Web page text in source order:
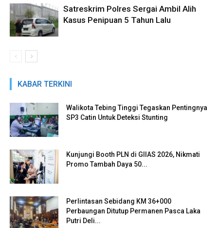
Satreskrim Polres Sergai Ambil Alih
Kasus Penipuan 5 Tahun Lalu
KABAR TERKINI
Walikota Tebing Tinggi Tegaskan Pentingnya
SP3 Catin Untuk Deteksi Stunting
Kunjungi Booth PLN di GIIAS 2026, Nikmati
Promo Tambah Daya 50...
Perlintasan Sebidang KM 36+000
Perbaungan Ditutup Permanen Pasca Laka
Putri Deli...